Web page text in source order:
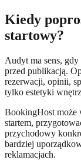
Kiedy
startowy?
Audyt ma sens,
przed publikacją.
rezerwacji, opinii,
tylko estetyki
BookingHost może
startem,
przychodowy
bardziej
reklamacjach.